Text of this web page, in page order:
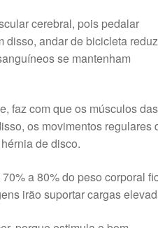
cerebral, pois pedalar
disso, andar de bicicleta reduz
se mantenham
faz com que os músculos das
os movimentos regulares
de disco.
a 80% do peso corporal
irão suportar cargas